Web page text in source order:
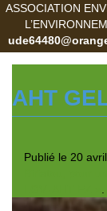
ASSOCIATION
AHT
Publié le 20